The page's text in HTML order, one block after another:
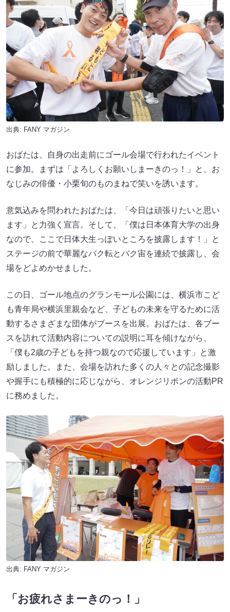
出典: FANY マガジン
おばたは、自身の出走前にゴール会場で行われたイベント
に参加。まずは「よろしくお願いしまーきのっ！」と、お
なじみの俳優・小栗旬のものまねで笑いを誘います。
意気込みを問われたおばたは、「今日は頑張りたいと思い
ます」と力強く宣言。そして、「僕は日本体育大学の出身
なので、ここで日体大生っぽいところを披露します！」と
ステージの前で華麗なバク転とバク宙を連続で披露し、会
場をどよめかせました。
この日、ゴール地点のグランモール公園には、横浜市こど
も青年局や横浜里親会など、子どもの未来を守るために活
動するさまざまな団体がブースを出展。おばたは、各ブー
スを訪れて活動内容についての説明に耳を傾けながら、
「僕も2歳の子どもを持つ親なので応援しています」と激
励しました。また、会場を訪れた多くの人々との記念撮影
や握手にも積極的に応じながら、オレンジリボンの活動PR
に務めました。
出典: FANY マガジン
「お疲れさまーきのっ！」